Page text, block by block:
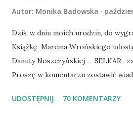
Autor: Monika Badowska
Dziś, w dniu moich urodzin, do
Książkę Marcina Wrońskiego
Danuty Noszczyńskiej - SELKAR ,
Proszę w komentarzu zostawić
Losowanie odbędzie się w niedzielę
UDOSTĘPNIJ 70 KOMENTARZY